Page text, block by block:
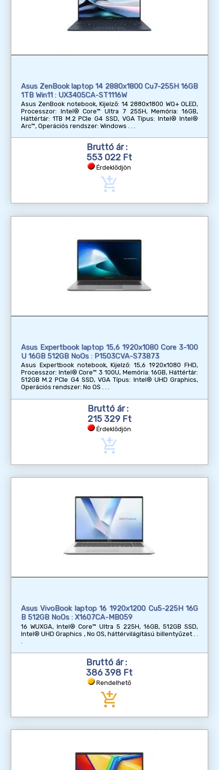
Asus ZenBook laptop 14 2880x1800 Cu7-255H 16GB
1TB Win11 : UX3405CA-ST1116W
Asus ZenBook notebook, Kijelző: 14 2880x1800 WQ+ OLED,
Processzor: Intel® Core™ Ultra 7 255H, Memória: 16GB,
Háttértár: 1TB M.2 PCIe G4 SSD, VGA Típus: Intel® Intel®
Arc™, Operációs rendszer: Windows
Bruttó ár :
553 022 Ft
Érdeklődjön
add_shopping_cart
Asus Expertbook laptop 15,6 1920x1080 Core 3-100
U 16GB 512GB NoOs : P1503CVA-S73873
Asus Expertbook notebook, Kijelző: 15,6 1920x1080 FHD,
Processzor: Intel® Core™ 3 100U, Memória: 16GB, Háttértár:
512GB M.2 PCIe G4 SSD, VGA Típus: Intel® UHD Graphics,
Operációs rendszer: No OS
Bruttó ár :
215 329 Ft
Érdeklődjön
add_shopping_cart
Asus VivoBook laptop 16 1920x1200 Cu5-225H 16G
B 512GB NoOs : X1607CA-MB059
16 WUXGA, Intel® Core™ Ultra 5 225H, 16GB, 512GB SSD,
Intel® UHD Graphics , No OS, háttérvilágítású billentyűzet
Bruttó ár :
386 398 Ft
Rendelhető
add_shopping_cart